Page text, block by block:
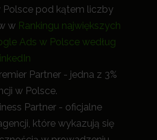
Polsce pod kątem liczby
w Rankingu największych
Ads w Polsce według
Partner - jedna z 3%
w Polsce.
Partner - oficjalne
które wykazują się